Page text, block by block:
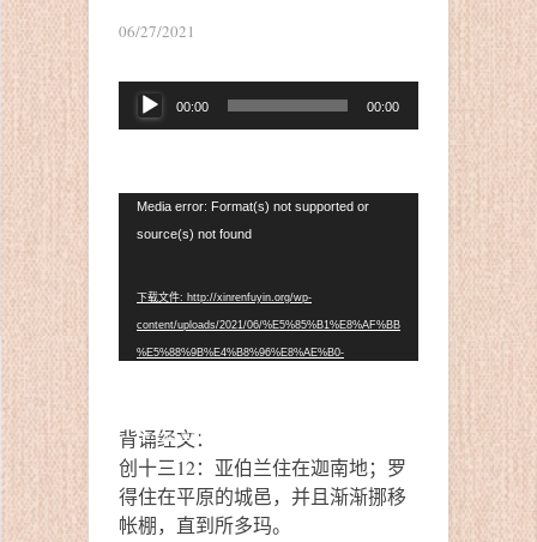
06/27/2021
00:00 00:00
Media error: Format(s) not supported or
source(s) not found
下载文件: http://xinrenfuyin.org/wp-
content/uploads/2021/06/%E5%85%B1%E8%AF%BB
%E5%88%9B%E4%B8%96%E8%AE%B0-
Genesis.mp4?_=1
背诵经文：
创十三12：亚伯兰住在迦南地；罗
得住在平原的城邑，并且渐渐挪移
帐棚，直到所多玛。